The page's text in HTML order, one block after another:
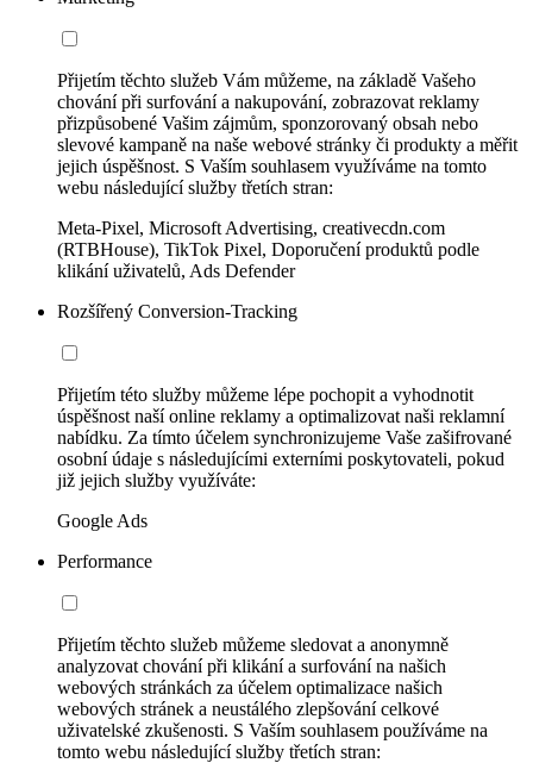
Přijetím těchto služeb Vám můžeme, na základě Vašeho
chování při surfování a nakupování, zobrazovat reklamy
přizpůsobené Vašim zájmům, sponzorovaný obsah nebo
slevové kampaně na naše webové stránky či produkty a měřit
jejich úspěšnost. S Vaším souhlasem využíváme na tomto
webu následující služby třetích stran:
Meta-Pixel, Microsoft Advertising, creativecdn.com
(RTBHouse), TikTok Pixel, Doporučení produktů podle
klikání uživatelů, Ads Defender
Rozšířený Conversion-Tracking
Přijetím této služby můžeme lépe pochopit a vyhodnotit
úspěšnost naší online reklamy a optimalizovat naši reklamní
nabídku. Za tímto účelem synchronizujeme Vaše zašifrované
osobní údaje s následujícími externími poskytovateli, pokud
již jejich služby využíváte:
Google Ads
Performance
Přijetím těchto služeb můžeme sledovat a anonymně
analyzovat chování při klikání a surfování na našich
webových stránkách za účelem optimalizace našich
webových stránek a neustálého zlepšování celkové
uživatelské zkušenosti. S Vaším souhlasem používáme na
tomto webu následující služby třetích stran: